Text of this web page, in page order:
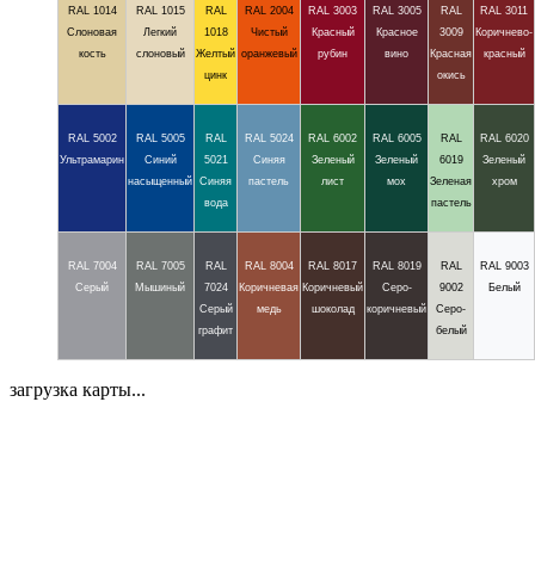
RAL 1014
Слоновая
кость
RAL 1015
Легкий
слоновый
RAL
1018
Желтый
цинк
RAL 2004
Чистый
оранжевый
RAL 3003
Красный
рубин
RAL 3005
Красное
вино
RAL
3009
Красная
окись
RAL 3011
Коричнево-
красный
RAL 5002
Ультрамарин
RAL 5005
Синий
насыщенный
RAL
5021
Синяя
вода
RAL 5024
Синяя
пастель
RAL 6002
Зеленый
лист
RAL 6005
Зеленый
мох
RAL
6019
Зеленая
пастель
RAL 6020
Зеленый
хром
RAL 7004
Серый
RAL 7005
Мышиный
RAL
7024
Серый
графит
RAL 8004
Коричневая
медь
RAL 8017
Коричневый
шоколад
RAL 8019
Серо-
коричневый
RAL
9002
Серо-
белый
RAL 9003
Белый
загрузка карты...